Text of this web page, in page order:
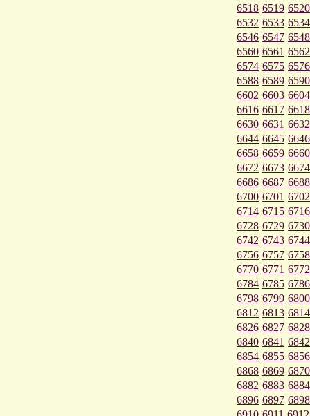
6518 6519 6520
6532 6533 6534
6546 6547 6548
6560 6561 6562
6574 6575 6576
6588 6589 6590
6602 6603 6604
6616 6617 6618
6630 6631 6632
6644 6645 6646
6658 6659 6660
6672 6673 6674
6686 6687 6688
6700 6701 6702
6714 6715 6716
6728 6729 6730
6742 6743 6744
6756 6757 6758
6770 6771 6772
6784 6785 6786
6798 6799 6800
6812 6813 6814
6826 6827 6828
6840 6841 6842
6854 6855 6856
6868 6869 6870
6882 6883 6884
6896 6897 6898